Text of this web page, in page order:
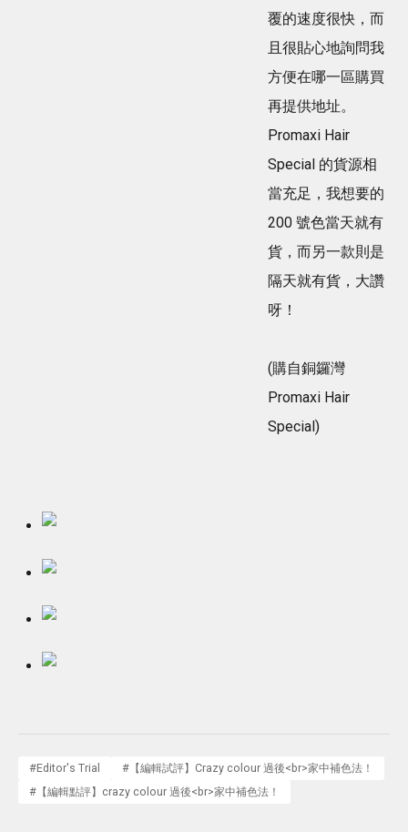
覆的速度很快，而
且很貼心地詢問我
方便在哪一區購買
再提供地址。
Promaxi Hair
Special 的貨源相
當充足，我想要的
200 號色當天就有
貨，而另一款則是
隔天就有貨，大讚
呀！
(購自銅鑼灣
Promaxi Hair
Special)
#Editor's Trial # 【編輯試評】Crazy colour 過後<br>家中補色法！
# 【編輯點評】crazy colour 過後<br>家中補色法！